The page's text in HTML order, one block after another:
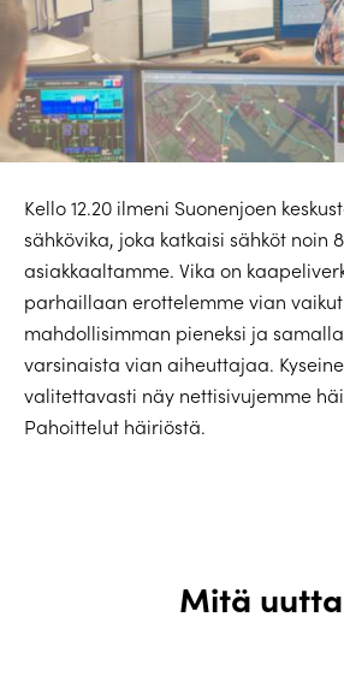
Kello 12.20 ilmeni Suonenjoen
sähkövika, joka katkaisi sähköt noin
asiakkaaltamme. Vika on
parhaillaan erottelemme vian
mahdollisimman pieneksi ja
varsinaista vian aiheuttajaa.
valitettavasti näy nettisivujemme
Pahoittelut häiriöstä.
Mitä